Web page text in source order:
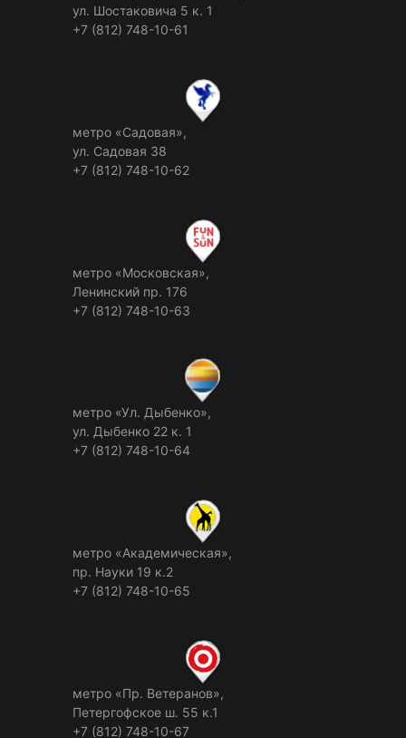
ул. Шостаковича 5 к. 1
+7 (812) 748-10-61
метро «Садовая»,
ул. Садовая 38
+7 (812) 748-10-62
метро «Московская»,
Ленинский пр. 176
+7 (812) 748-10-63
метро «Ул. Дыбенко»,
ул. Дыбенко 22 к. 1
+7 (812) 748-10-64
метро «Академическая»,
пр. Науки 19 к.2
+7 (812) 748-10-65
метро «Пр. Ветеранов»,
Петергофское ш. 55 к.1
+7 (812) 748-10-67